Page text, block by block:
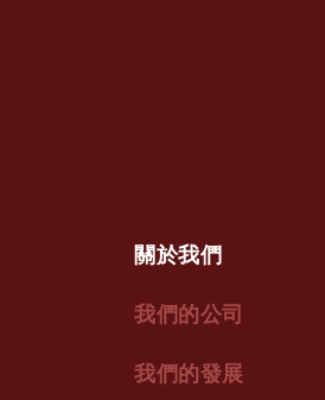
關於我們
我們的公司
我們的發展